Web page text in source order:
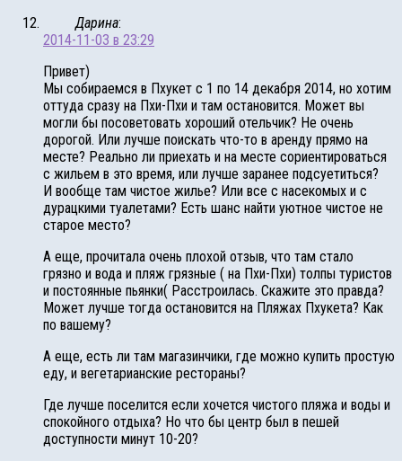
Дарина:
2014-11-03 в 23:29
Привет)
Мы собираемся в Пхукет с 1 по 14 декабря 2014, но хотим
оттуда сразу на Пхи-Пхи и там остановится. Может вы
могли бы посоветовать хороший отельчик? Не очень
дорогой. Или лучше поискать что-то в аренду прямо на
месте? Реально ли приехать и на месте сориентироваться
с жильем в это время, или лучше заранее подсуетиться?
И вообще там чистое жилье? Или все с насекомых и с
дурацкими туалетами? Есть шанс найти уютное чистое не
старое место?
А еще, прочитала очень плохой отзыв, что там стало
грязно и вода и пляж грязные ( на Пхи-Пхи) толпы туристов
и постоянные пьянки( Расстроилась. Скажите это правда?
Может лучше тогда остановится на Пляжах Пхукета? Как
по вашему?
А еще, есть ли там магазинчики, где можно купить простую
еду, и вегетарианские рестораны?
Где лучше поселится если хочется чистого пляжа и воды и
спокойного отдыха? Но что бы центр был в пешей
доступности минут 10-20?